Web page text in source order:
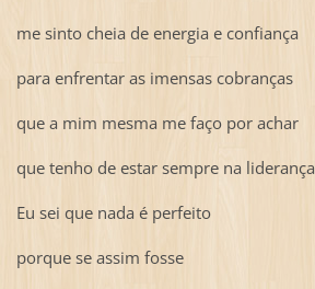
me sinto cheia de energia e confiança
para enfrentar as imensas cobranças
que a mim mesma me faço por achar
que tenho de estar sempre na liderança
Eu sei que nada é perfeito
porque se assim fosse